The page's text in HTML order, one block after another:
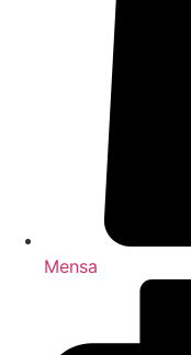
Mensa